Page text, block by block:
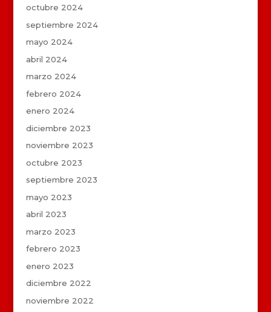
octubre 2024
septiembre 2024
mayo 2024
abril 2024
marzo 2024
febrero 2024
enero 2024
diciembre 2023
noviembre 2023
octubre 2023
septiembre 2023
mayo 2023
abril 2023
marzo 2023
febrero 2023
enero 2023
diciembre 2022
noviembre 2022